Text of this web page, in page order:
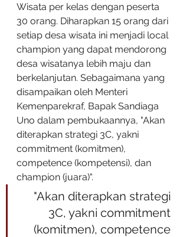
Wisata per kelas dengan peserta
30 orang. Diharapkan 15 orang dari
setiap desa wisata ini menjadi local
champion yang dapat mendorong
desa wisatanya lebih maju dan
berkelanjutan. Sebagaimana yang
disampaikan oleh Menteri
Kemenparekraf, Bapak Sandiaga
Uno dalam pembukaannya, "Akan
diterapkan strategi 3C, yakni
commitment (komitmen),
competence (kompetensi), dan
champion (juara)".
"Akan diterapkan strategi
3C, yakni commitment
(komitmen), competence